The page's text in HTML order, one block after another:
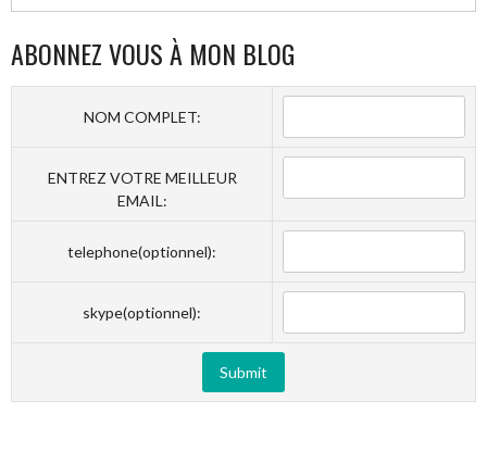
ABONNEZ VOUS À MON BLOG
NOM COMPLET:
ENTREZ VOTRE MEILLEUR
EMAIL:
telephone(optionnel):
skype(optionnel):